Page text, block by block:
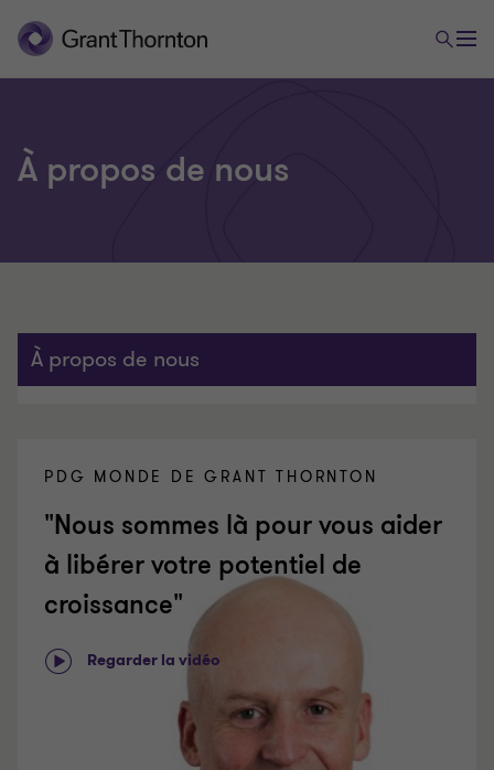
À propos de nous
À propos de nous
PDG MONDE DE GRANT THORNTON
"Nous sommes là pour vous aider
à libérer votre potentiel de
croissance"
Regarder la vidéo